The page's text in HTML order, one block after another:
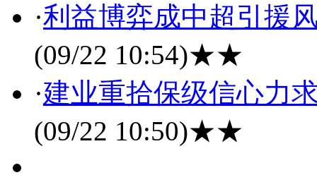
·利益博弈成中超引援
(09/22 10:54)★★
·建业重拾保级信心力
(09/22 10:50)★★